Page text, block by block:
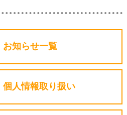
お知らせ一覧
個人情報取り扱い